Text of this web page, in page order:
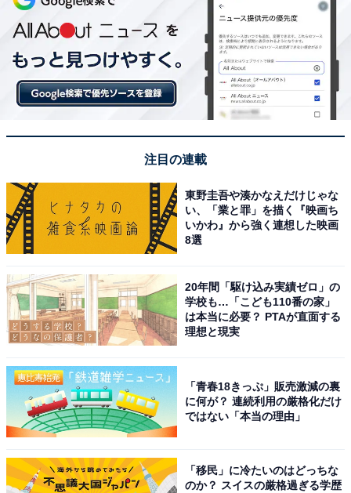
注目の連載
東野圭吾や湊かなえだけじゃな
い、「業と罪」を描く『映画ち
いかわ』から強く連想した映画
8選
20年間「駆け込み実績ゼロ」の
学校も…「こども110番の家」
は本当に必要？ PTAが直面する
理想と現実
「青春18きっぷ」販売激減の裏
に何が？ 連続利用の厳格化だけ
ではない「本当の理由」
「移民」に冷たいのはどっちな
のか？ スイスの厳格過ぎる学歴